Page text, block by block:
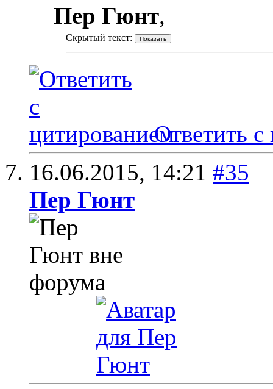
Пер Гюнт,
Скрытый текст:
Ответить с
16.06.2015, 14:21 #35
Пер Гюнт